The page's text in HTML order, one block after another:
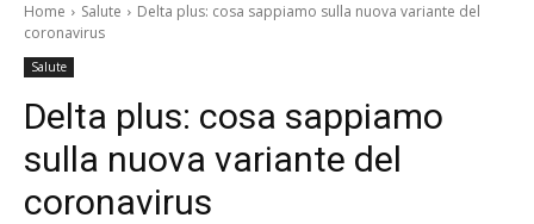
Home Salute
Delta plus: cosa sappiamo sulla nuova variante del
coronavirus
Salute
Delta plus: cosa sappiamo
sulla nuova variante del
coronavirus